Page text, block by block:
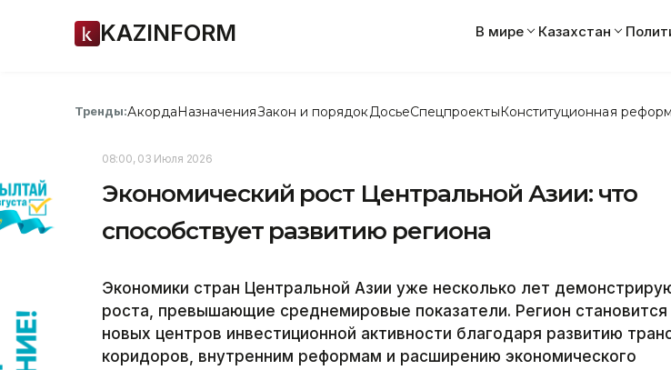
KAZINFORM В мире Казахстан
Тренды:АкордаНазначенияЗакон и порядок ДосьеСпецпроектыКонституционная
08:00, 03 Июля 2026
Экономический рост Центральной Азии: что
способствует развитию региона
Экономики стран Центральной Азии уже несколько лет
роста, превышающие среднемировые показатели. Регион
новых центров инвестиционной активности благодаря развитию
коридоров, внутренним реформам и расширению экономического